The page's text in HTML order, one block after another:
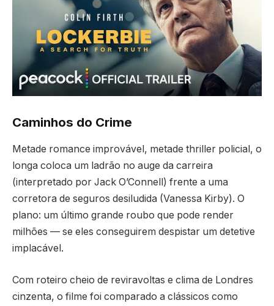
Caminhos do Crime
Metade romance improvável, metade thriller policial, o
longa coloca um ladrão no auge da carreira
(interpretado por Jack O’Connell) frente a uma
corretora de seguros desiludida (Vanessa Kirby). O
plano: um último grande roubo que pode render
milhões — se eles conseguirem despistar um detetive
implacável.
Com roteiro cheio de reviravoltas e clima de Londres
cinzenta, o filme foi comparado a clássicos como